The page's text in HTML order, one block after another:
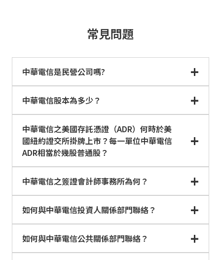
常見問題
中華電信是民營公司嗎?
中華電信股本為多少？
中華電信之美國存託憑證（ADR）何時於美
國紐約證交所掛牌上市？每一單位中華電信
ADR相當於幾股普通股？
中華電信之簽證會計師事務所為何？
如何與中華電信投資人關係部門聯絡？
如何與中華電信公共關係部門聯絡？